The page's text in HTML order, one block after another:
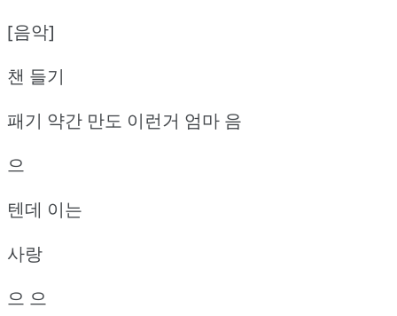
[음악]
챈 들기
패기 약간 만도 이런거 엄마 음
으
텐데 이는
사랑
으 으